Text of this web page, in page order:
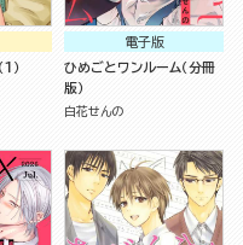
）
電子版
ひめごとワンルーム（分冊
版）
白花せんの